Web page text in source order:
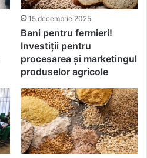
15 decembrie 2025
Bani pentru fermieri!
Investiții pentru
procesarea și marketingul
produselor agricole